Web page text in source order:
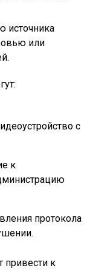
источника
или
с
к
протокола
привести к